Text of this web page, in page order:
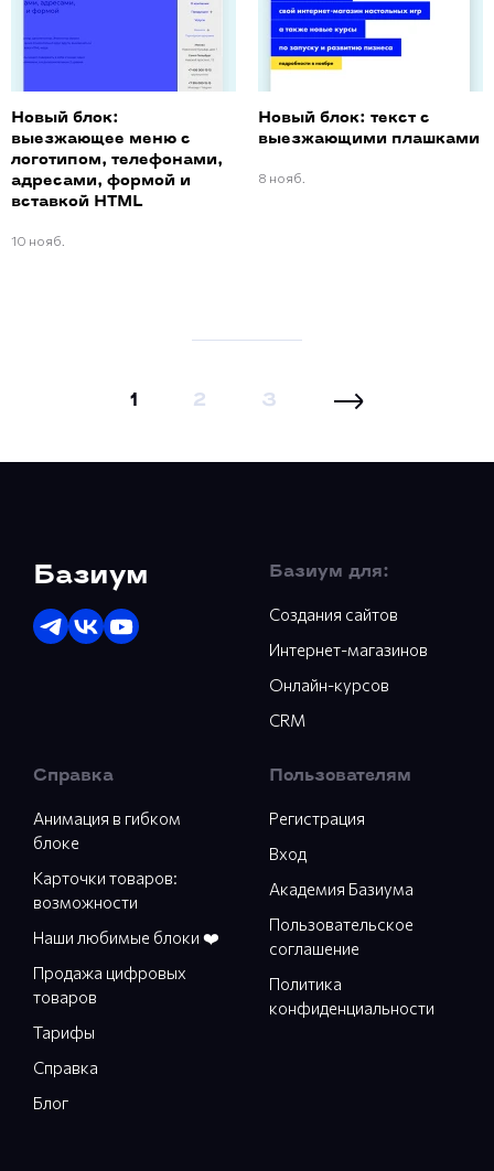
Новый блок:
выезжающее меню с
логотипом, телефонами,
адресами, формой и
вставкой HTML
10 нояб.
Новый блок: текст с
выезжающими плашками
8 нояб.
1 2 3
Базиум Базиум для:
Создания сайтов
Интернет-магазинов
Онлайн-курсов
CRM
Справка
Анимация в гибком
блоке
Карточки товаров:
возможности
Наши любимые блоки ❤️
Продажа цифровых
товаров
Тарифы
Справка
Блог
Пользователям
Регистрация
Вход
Академия Базиума
Пользовательское
соглашение
Политика
конфиденциальности